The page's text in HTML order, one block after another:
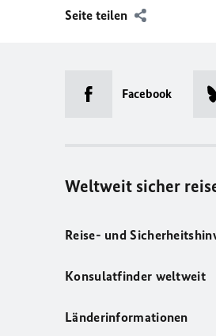
Seite teilen
Facebook
Weltweit sicher
Reise- und
Konsulatfinder weltweit
Länderinformationen